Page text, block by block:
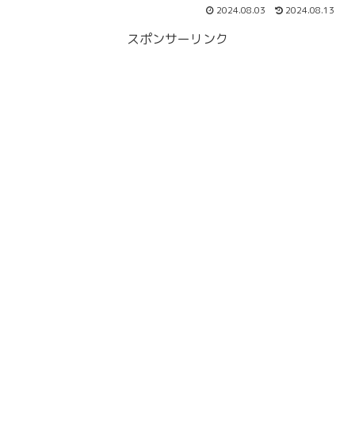
2024.08.03 2024.08.13
スポンサーリンク